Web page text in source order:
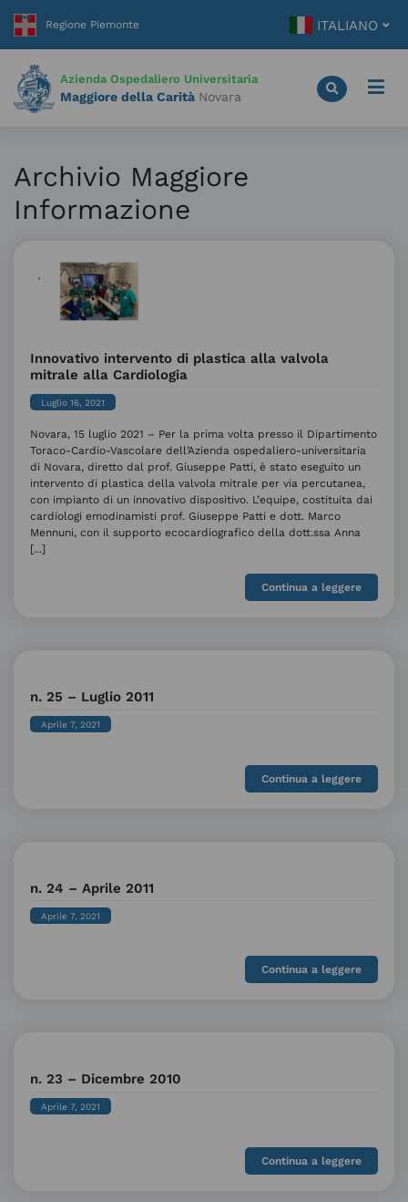
contenuto
ITALIANO
Azienda Ospedaliero Universitaria
Maggiore della Carità Novara
Archivio Maggiore
Informazione
Innovativo intervento di plastica alla valvola
mitrale alla Cardiologia
Luglio 16, 2021
Novara, 15 luglio 2021 – Per la prima volta presso il Dipartimento
Toraco-Cardio-Vascolare dell’Azienda ospedaliero-universitaria
di Novara, diretto dal prof. Giuseppe Patti, è stato eseguito un
intervento di plastica della valvola mitrale per via percutanea,
con impianto di un innovativo dispositivo. L’equipe, costituita dai
cardiologi emodinamisti prof. Giuseppe Patti e dott. Marco
Mennuni, con il supporto ecocardiografico della dott.ssa Anna
[...]
Continua a leggere
n. 25 – Luglio 2011
Aprile 7, 2021
Continua a leggere
n. 24 – Aprile 2011
Aprile 7, 2021
Continua a leggere
n. 23 – Dicembre 2010
Aprile 7, 2021
Continua a leggere